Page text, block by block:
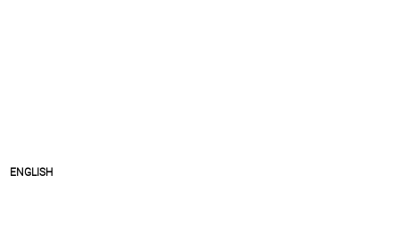
ENGLISH